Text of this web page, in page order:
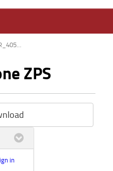
DGR_405-2012.pdf
ZPS
in